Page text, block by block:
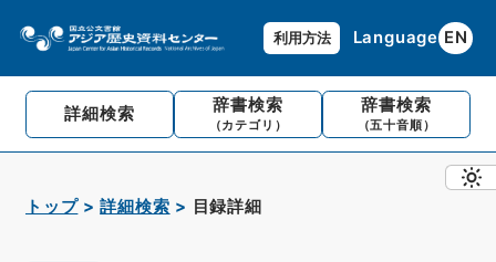
利用方法 Language EN
詳細検索 辞書検索
（カテゴリ）
辞書検索
（五十音順）
トップ 詳細検索 目録詳細